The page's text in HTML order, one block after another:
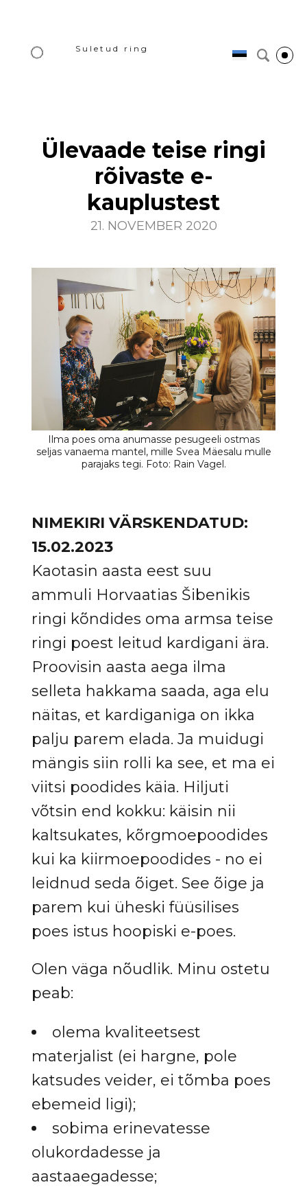
Suletud ring
Ülevaade teise ringi
rõivaste e-
kauplustest
21. NOVEMBER 2020
NIMEKIRI VÄRSKENDATUD:
15.02.2023
Kaotasin aasta eest suu
ammuli Horvaatias Šibenikis
ringi kõndides oma armsa teise
ringi poest leitud kardigani ära.
Proovisin aasta aega ilma
selleta hakkama saada, aga elu
näitas, et kardiganiga on ikka
palju parem elada. Ja muidugi
mängis siin rolli ka see, et ma ei
viitsi poodides käia. Hiljuti
võtsin end kokku: käisin nii
kaltsukates, kõrgmoepoodides
kui ka kiirmoepoodides - no ei
leidnud seda õiget. See õige ja
parem kui üheski füüsilises
poes istus hoopiski e-poes.
Olen väga nõudlik. Minu ostetu
peab:
olema kvaliteetsest
materjalist (ei hargne, pole
katsudes veider, ei tõmba poes
ebemeid ligi);
sobima erinevatesse
olukordadesse ja
aastaaegadesse;